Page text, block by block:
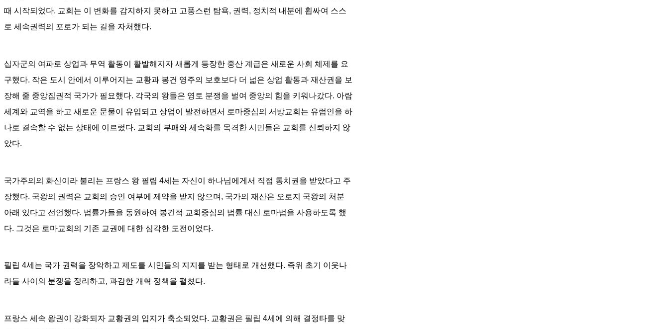
때 시작되었다. 교회는 이 변화를 감지하지 못하고 고풍스런 탐욕, 권력, 정치적 내분에 휩싸여 스스
로 세속권력의 포로가 되는 길을 자처했다.
십자군의 여파로 상업과 무역 활동이 활발해지자 새롭게 등장한 중산 계급은 새로운 사회 체제를 요
구했다. 작은 도시 안에서 이루어지는 교황과 봉건 영주의 보호보다 더 넓은 상업 활동과 재산권을 보
장해 줄 중앙집권적 국가가 필요했다. 각국의 왕들은 영토 분쟁을 벌여 중앙의 힘을 키워나갔다. 아랍
세계와 교역을 하고 새로운 문물이 유입되고 상업이 발전하면서 로마중심의 서방교회는 유럽인을 하
나로 결속할 수 없는 상태에 이르렀다. 교회의 부패와 세속화를 목격한 시민들은 교회를 신뢰하지 않
았다.
국가주의의 화신이라 불리는 프랑스 왕 필립 4세는 자신이 하나님에게서 직접 통치권을 받았다고 주
장했다. 국왕의 권력은 교회의 승인 여부에 제약을 받지 않으며 , 국가의 재산은 오로지 국왕의 처분
아래 있다고 선언했다. 법률가들을 동원하여 봉건적 교회중심의 법률 대신 로마법을 사용하도록 했
다. 그것은 로마교회의 기존 교권에 대한 심각한 도전이었다.
필립 4세는 국가 권력을 장악하고 제도를 시민들의 지지를 받는 형태로 개선했다. 즉위 초기 이웃나
라들 사이의 분쟁을 정리하고, 과감한 개혁 정책을 펼쳤다.
프랑스 세속 왕권이 강화되자 교황권의 입지가 축소되었다. 교황권은 필립 4세에 의해 결정타를 맞